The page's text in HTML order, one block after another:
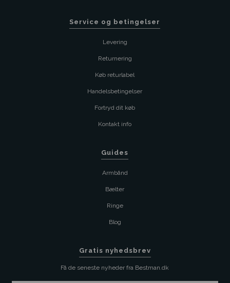
Service og betingelser
Levering
Returnering
Køb returlabel
Handelsbetingelser
Fortryd dit køb
Kontakt info
Guides
Armbånd
Bælter
Ringe
Blog
Gratis nyhedsbrev
Få de seneste nyheder fra Bestman.dk